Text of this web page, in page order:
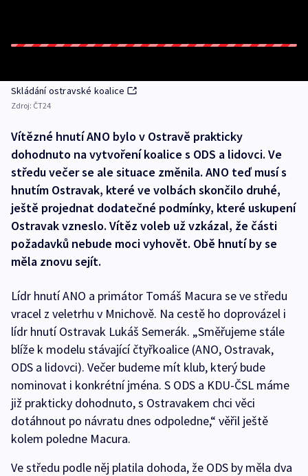
Skládání ostravské koalice
Zdroj: ČT24
Vítězné hnutí ANO bylo v Ostravě prakticky
dohodnuto na vytvoření koalice s ODS a lidovci. Ve
středu večer se ale situace změnila. ANO teď musí s
hnutím Ostravak, které ve volbách skončilo druhé,
ještě projednat dodatečné podmínky, které uskupení
Ostravak vzneslo. Vítěz voleb už vzkázal, že části
požadavků nebude moci vyhovět. Obě hnutí by se
měla znovu sejít.
Lídr hnutí ANO a primátor Tomáš Macura se ve středu
vracel z veletrhu v Mnichově. Na cestě ho doprovázel i
lídr hnutí Ostravak Lukáš Semerák. „Směřujeme stále
blíže k modelu stávající čtyřkoalice (ANO, Ostravak,
ODS a lidovci). Večer budeme mít klub, který bude
nominovat i konkrétní jména. S ODS a KDU-ČSL máme
již prakticky dohodnuto, s Ostravakem chci věci
dotáhnout po návratu dnes odpoledne,“ věřil ještě
kolem poledne Macura.
Ve středu podle něj platila dohoda, že ODS by měla dva